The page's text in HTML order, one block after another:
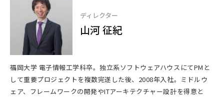
ディレクター
山河 征紀
福岡大学 電子情報工学科卒。独立系ソフトウェアハウスにてPMと
して重要プロジェクトを複数完遂した後、2008年入社。ミドルウ
ェア、フレームワークの開発やITアーキテクチャー設計を得意と